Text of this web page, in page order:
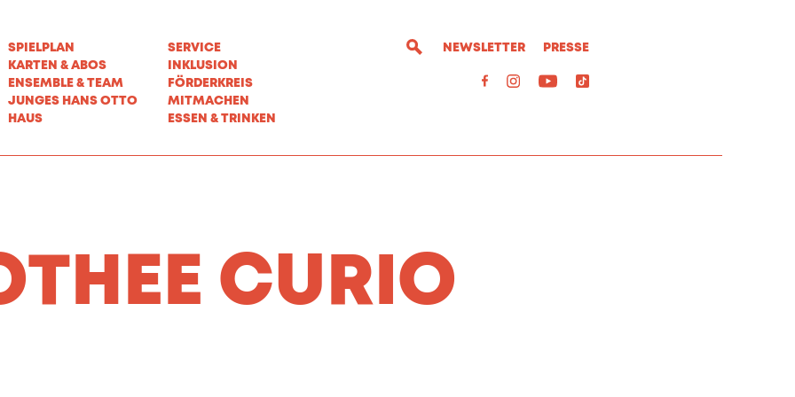
SPIELPLAN
KARTEN & ABOS
ENSEMBLE & TEAM
JUNGES HANS OTTO
HAUS
SERVICE
INKLUSION
FÖRDERKREIS
MITMACHEN
ESSEN & TRINKEN
NEWSLETTER PRESSE
CURIO